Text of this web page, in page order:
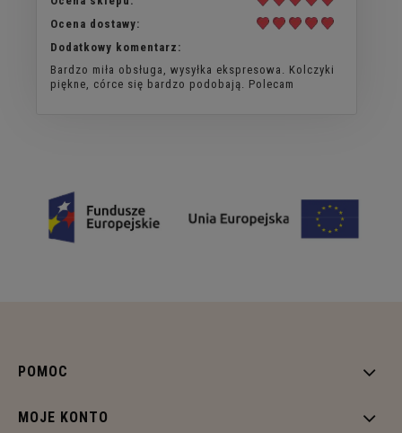
Ocena dostawy:
Dodatkowy komentarz:
Bardzo miła obsługa, wysyłka ekspresowa. Kolczyki
piękne, córce się bardzo podobają. Polecam
POMOC
MOJE KONTO